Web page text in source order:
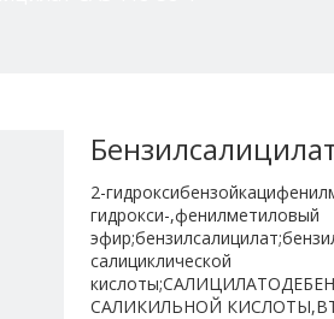
2-
гидрокси-,фенилметиловый
салициклической
САЛИКИЛЬНОЙ